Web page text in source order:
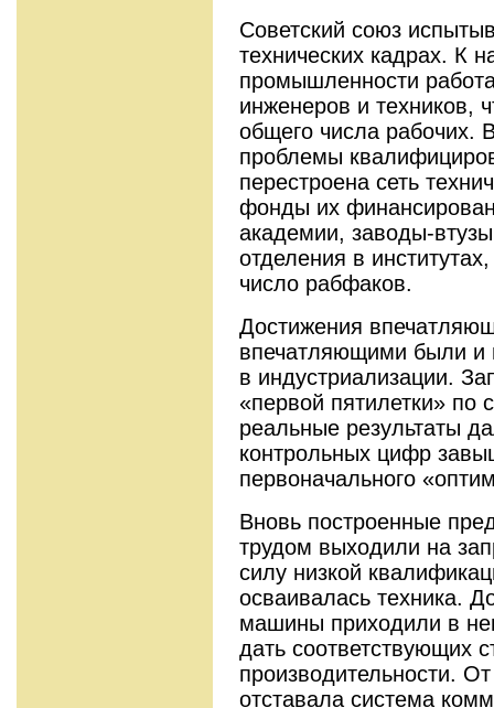
Советский союз
технических кадрах. К
промышленности
инженеров и техников,
общего числа рабочих.
проблемы
перестроена сеть
фонды их
академии, заводы-
отделения в
число рабфаков.
Достижения
впечатляющими были и
в индустриализации.
«первой пятилетки» по
реальные результаты
контрольных цифр
первоначального
Вновь построенные
трудом выходили на
силу низкой
осваивалась техника.
машины приходили в
дать соответствующих
производительности.
отставала система